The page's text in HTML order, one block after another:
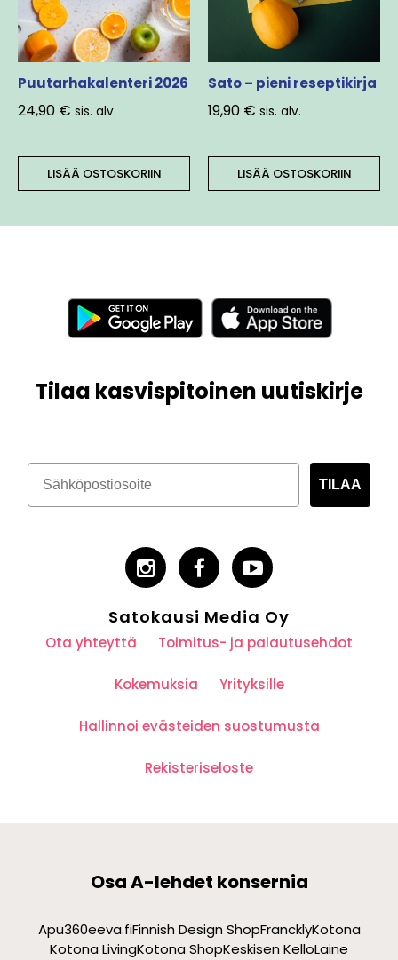
Puutarhakalenteri 2026
24,90 € sis. alv.
LISÄÄ OSTOSKORIIN
Sato – pieni reseptikirja
19,90 € sis. alv.
LISÄÄ OSTOSKORIIN
Tilaa kasvispitoinen uutiskirje
TILAA
Satokausi Media Oy
Ota yhteyttä Toimitus- ja palautusehdot
Kokemuksia Yrityksille
Hallinnoi evästeiden suostumusta
Rekisteriseloste
Osa A-lehdet konsernia
Apu360eeva.fiFinnish Design ShopFrancklyKotona
Kotona LivingKotona ShopKeskisen KelloLaine